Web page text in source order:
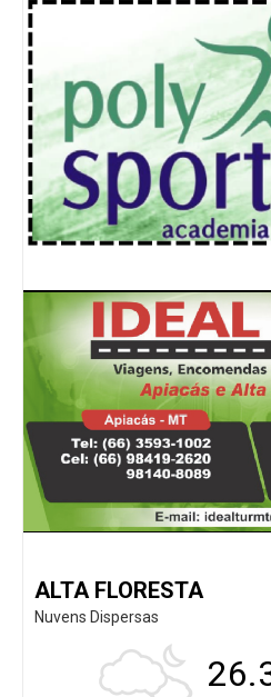
ALTA FLORESTA
Nuvens Dispersas